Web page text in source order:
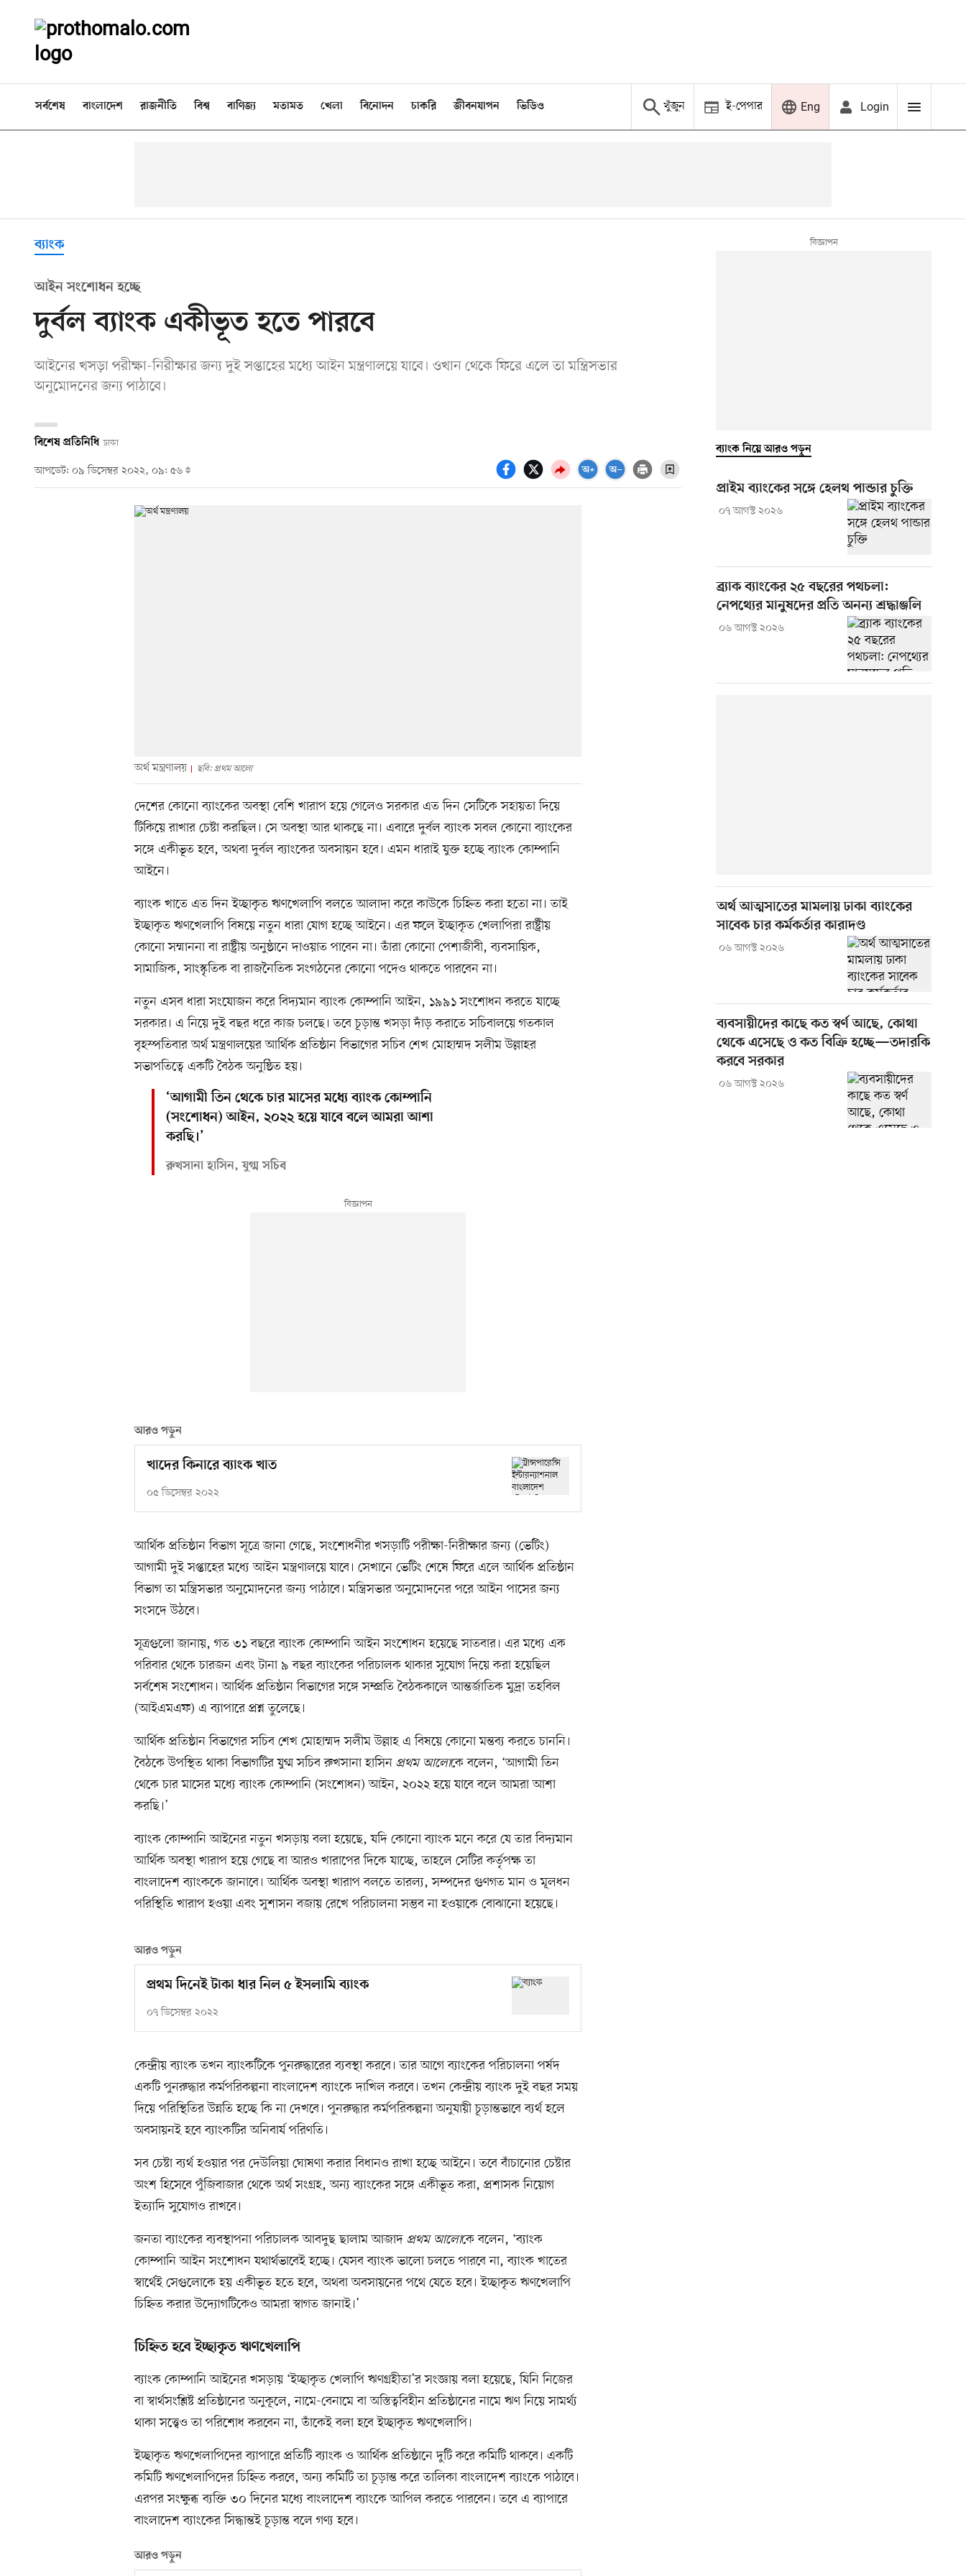
সর্বশেষ বাংলাদেশ রাজনীতি বিশ্ব বাণিজ্য মতামত খেলা বিনোদন চাকরি জীবনযাপন ভিডিও খুঁজুন ই-পেপার Eng Login
ব্যাংক
আইন সংশোধন হচ্ছে
দুর্বল ব্যাংক একীভূত হতে পারবে
আইনের খসড়া পরীক্ষা-নিরীক্ষার জন্য দুই সপ্তাহের মধ্যে আইন মন্ত্রণালয়ে যাবে। ওখান থেকে ফিরে এলে তা মন্ত্রিসভার
অনুমোদনের জন্য পাঠাবে।
বিশেষ প্রতিনিধি ঢাকা
আপডেট: ০৯ ডিসেম্বর ২০২২, ০৯: ৫৬
অর্থ মন্ত্রণালয় ছবি: প্রথম আলো
দেশের কোনো ব্যাংকের অবস্থা বেশি খারাপ হয়ে গেলেও সরকার এত দিন সেটিকে সহায়তা দিয়ে
টিকিয়ে রাখার চেষ্টা করছিল। সে অবস্থা আর থাকছে না। এবারে দুর্বল ব্যাংক সবল কোনো ব্যাংকের
সঙ্গে একীভূত হবে, অথবা দুর্বল ব্যাংকের অবসায়ন হবে। এমন ধারাই যুক্ত হচ্ছে ব্যাংক কোম্পানি
আইনে।
ব্যাংক খাতে এত দিন ইচ্ছাকৃত ঋণখেলাপি বলতে আলাদা করে কাউকে চিহ্নিত করা হতো না। তাই
ইচ্ছাকৃত ঋণখেলাপি বিষয়ে নতুন ধারা যোগ হচ্ছে আইনে। এর ফলে ইচ্ছাকৃত খেলাপিরা রাষ্ট্রীয়
কোনো সম্মাননা বা রাষ্ট্রীয় অনুষ্ঠানে দাওয়াত পাবেন না। তাঁরা কোনো পেশাজীবী, ব্যবসায়িক,
সামাজিক, সাংস্কৃতিক বা রাজনৈতিক সংগঠনের কোনো পদেও থাকতে পারবেন না।
নতুন এসব ধারা সংযোজন করে বিদ্যমান ব্যাংক কোম্পানি আইন, ১৯৯১ সংশোধন করতে যাচ্ছে
সরকার। এ নিয়ে দুই বছর ধরে কাজ চলছে। তবে চূড়ান্ত খসড়া দাঁড় করাতে সচিবালয়ে গতকাল
বৃহস্পতিবার অর্থ মন্ত্রণালয়ের আর্থিক প্রতিষ্ঠান বিভাগের সচিব শেখ মোহাম্মদ সলীম উল্লাহর
সভাপতিত্বে একটি বৈঠক অনুষ্ঠিত হয়।
‘আগামী তিন থেকে চার মাসের মধ্যে ব্যাংক কোম্পানি
(সংশোধন) আইন, ২০২২ হয়ে যাবে বলে আমরা আশা
করছি।’
রুখসানা হাসিন, যুগ্ম সচিব
আরও পড়ুন
খাদের কিনারে ব্যাংক খাত
০৫ ডিসেম্বর ২০২২
আর্থিক প্রতিষ্ঠান বিভাগ সূত্রে জানা গেছে, সংশোধনীর খসড়াটি পরীক্ষা-নিরীক্ষার জন্য (ভেটিং)
আগামী দুই সপ্তাহের মধ্যে আইন মন্ত্রণালয়ে যাবে। সেখানে ভেটিং শেষে ফিরে এলে আর্থিক প্রতিষ্ঠান
বিভাগ তা মন্ত্রিসভার অনুমোদনের জন্য পাঠাবে। মন্ত্রিসভার অনুমোদনের পরে আইন পাসের জন্য
সংসদে উঠবে।
সূত্রগুলো জানায়, গত ৩১ বছরে ব্যাংক কোম্পানি আইন সংশোধন হয়েছে সাতবার। এর মধ্যে এক
পরিবার থেকে চারজন এবং টানা ৯ বছর ব্যাংকের পরিচালক থাকার সুযোগ দিয়ে করা হয়েছিল
সর্বশেষ সংশোধন। আর্থিক প্রতিষ্ঠান বিভাগের সঙ্গে সম্প্রতি বৈঠককালে আন্তর্জাতিক মুদ্রা তহবিল
(আইএমএফ) এ ব্যাপারে প্রশ্ন তুলেছে।
আর্থিক প্রতিষ্ঠান বিভাগের সচিব শেখ মোহাম্মদ সলীম উল্লাহ এ বিষয়ে কোনো মন্তব্য করতে চাননি।
বৈঠকে উপস্থিত থাকা বিভাগটির যুগ্ম সচিব রুখসানা হাসিন প্রথম আলোকে বলেন, ‘আগামী তিন
থেকে চার মাসের মধ্যে ব্যাংক কোম্পানি (সংশোধন) আইন, ২০২২ হয়ে যাবে বলে আমরা আশা
করছি।’
ব্যাংক কোম্পানি আইনের নতুন খসড়ায় বলা হয়েছে, যদি কোনো ব্যাংক মনে করে যে তার বিদ্যমান
আর্থিক অবস্থা খারাপ হয়ে গেছে বা আরও খারাপের দিকে যাচ্ছে, তাহলে সেটির কর্তৃপক্ষ তা
বাংলাদেশ ব্যাংককে জানাবে। আর্থিক অবস্থা খারাপ বলতে তারল্য, সম্পদের গুণগত মান ও মূলধন
পরিস্থিতি খারাপ হওয়া এবং সুশাসন বজায় রেখে পরিচালনা সম্ভব না হওয়াকে বোঝানো হয়েছে।
আরও পড়ুন
প্রথম দিনেই টাকা ধার নিল ৫ ইসলামি ব্যাংক
০৭ ডিসেম্বর ২০২২
কেন্দ্রীয় ব্যাংক তখন ব্যাংকটিকে পুনরুদ্ধারের ব্যবস্থা করবে। তার আগে ব্যাংকের পরিচালনা পর্ষদ
একটি পুনরুদ্ধার কর্মপরিকল্পনা বাংলাদেশ ব্যাংকে দাখিল করবে। তখন কেন্দ্রীয় ব্যাংক দুই বছর সময়
দিয়ে পরিস্থিতির উন্নতি হচ্ছে কি না দেখবে। পুনরুদ্ধার কর্মপরিকল্পনা অনুযায়ী চূড়ান্তভাবে ব্যর্থ হলে
অবসায়নই হবে ব্যাংকটির অনিবার্য পরিণতি।
সব চেষ্টা ব্যর্থ হওয়ার পর দেউলিয়া ঘোষণা করার বিধানও রাখা হচ্ছে আইনে। তবে বাঁচানোর চেষ্টার
অংশ হিসেবে পুঁজিবাজার থেকে অর্থ সংগ্রহ, অন্য ব্যাংকের সঙ্গে একীভূত করা, প্রশাসক নিয়োগ
ইত্যাদি সুযোগও রাখবে।
জনতা ব্যাংকের ব্যবস্থাপনা পরিচালক আবদুছ ছালাম আজাদ প্রথম আলোকে বলেন, ‘ব্যাংক
কোম্পানি আইন সংশোধন যথার্থভাবেই হচ্ছে। যেসব ব্যাংক ভালো চলতে পারবে না, ব্যাংক খাতের
স্বার্থেই সেগুলোকে হয় একীভূত হতে হবে, অথবা অবসায়নের পথে যেতে হবে। ইচ্ছাকৃত ঋণখেলাপি
চিহ্নিত করার উদ্যোগটিকেও আমরা স্বাগত জানাই।’
চিহ্নিত হবে ইচ্ছাকৃত ঋণখেলাপি
ব্যাংক কোম্পানি আইনের খসড়ায় ‘ইচ্ছাকৃত খেলাপি ঋণগ্রহীতা’র সংজ্ঞায় বলা হয়েছে, যিনি নিজের
বা স্বার্থসংশ্লিষ্ট প্রতিষ্ঠানের অনুকূলে, নামে-বেনামে বা অস্তিত্ববিহীন প্রতিষ্ঠানের নামে ঋণ নিয়ে সামর্থ্য
থাকা সত্ত্বেও তা পরিশোধ করবেন না, তাঁকেই বলা হবে ইচ্ছাকৃত ঋণখেলাপি।
ইচ্ছাকৃত ঋণখেলাপিদের ব্যাপারে প্রতিটি ব্যাংক ও আর্থিক প্রতিষ্ঠানে দুটি করে কমিটি থাকবে। একটি
কমিটি ঋণখেলাপিদের চিহ্নিত করবে, অন্য কমিটি তা চূড়ান্ত করে তালিকা বাংলাদেশ ব্যাংকে পাঠাবে।
এরপর সংক্ষুব্ধ ব্যক্তি ৩০ দিনের মধ্যে বাংলাদেশ ব্যাংকে আপিল করতে পারবেন। তবে এ ব্যাপারে
বাংলাদেশ ব্যাংকের সিদ্ধান্তই চূড়ান্ত বলে গণ্য হবে।
আরও পড়ুন
ব্যাংক নিয়ে আরও পড়ুন
প্রাইম ব্যাংকের সঙ্গে হেলথ পান্ডার চুক্তি
০৭ আগস্ট ২০২৬
ব্র্যাক ব্যাংকের ২৫ বছরের পথচলা:
নেপথ্যের মানুষদের প্রতি অনন্য শ্রদ্ধাঞ্জলি
০৬ আগস্ট ২০২৬
অর্থ আত্মসাতের মামলায় ঢাকা ব্যাংকের
সাবেক চার কর্মকর্তার কারাদণ্ড
০৬ আগস্ট ২০২৬
ব্যবসায়ীদের কাছে কত স্বর্ণ আছে, কোথা
থেকে এসেছে ও কত বিক্রি হচ্ছে—তদারকি
করবে সরকার
০৬ আগস্ট ২০২৬